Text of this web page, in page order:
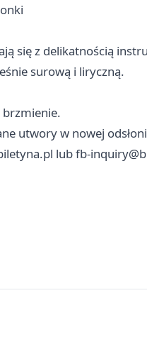
się z delikatnością
surową i liryczną.
brzmienie.
utwory w nowej
lubfb-